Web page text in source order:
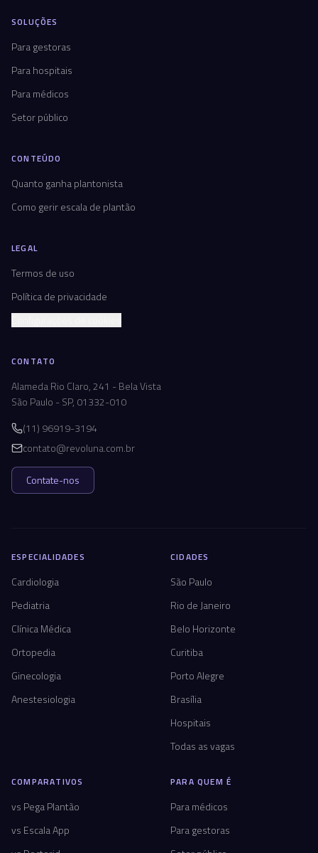
SOLUÇÕES
Para gestoras
Para hospitais
Para médicos
Setor público
CONTEÚDO
Quanto ganha plantonista
Como gerir escala de plantão
LEGAL
Termos de uso
Política de privacidade
CONTATO
Alameda Rio Claro, 241 - Bela Vista
São Paulo - SP, 01332-010
(11) 96919-3194
contato@revoluna.com.br
Contate-nos
ESPECIALIDADES
Cardiologia
Pediatria
Clínica Médica
Ortopedia
Ginecologia
Anestesiologia
CIDADES
São Paulo
Rio de Janeiro
Belo Horizonte
Curitiba
Porto Alegre
Brasília
Hospitais
Todas as vagas
COMPARATIVOS
vs Pega Plantão
vs Escala App
PARA QUEM É
Para médicos
Para gestoras